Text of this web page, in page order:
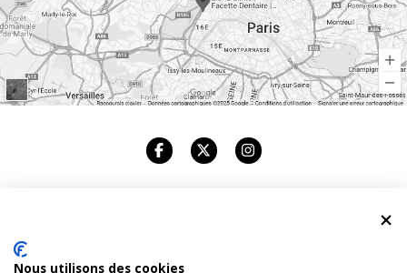
CABINET DENTAIRE
Nous utilisons des cookies